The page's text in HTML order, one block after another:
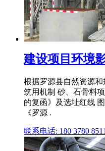
建设项目环境
根据罗源县自然资源
筑用机制 砂、石骨料
的复函》及选址红线
《罗源 .
联系电话: 180 3780 8511